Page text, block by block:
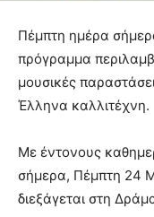
Πέμπτη ημέρα
πρόγραμμα
μουσικές
Έλληνα καλλιτέχνη.
Με έντονους
σήμερα, Πέμπτη 24
διεξάγεται στη